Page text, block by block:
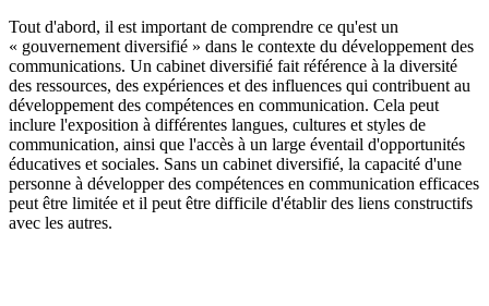
Tout d'abord, il est important de comprendre ce qu'est un
« gouvernement diversifié » dans le contexte du développement des
communications. Un cabinet diversifié fait référence à la diversité
des ressources, des expériences et des influences qui contribuent au
développement des compétences en communication. Cela peut
inclure l'exposition à différentes langues, cultures et styles de
communication, ainsi que l'accès à un large éventail d'opportunités
éducatives et sociales. Sans un cabinet diversifié, la capacité d'une
personne à développer des compétences en communication efficaces
peut être limitée et il peut être difficile d'établir des liens constructifs
avec les autres.